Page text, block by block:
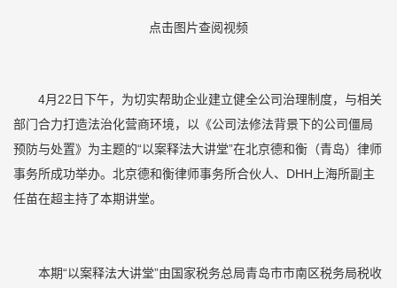
点击图片查阅视频
4月22日下午，为切实帮助企业建立健全公司治理制度，与相关
部门合力打造法治化营商环境，以《公司法修法背景下的公司僵局
预防与处置》为主题的“以案释法大讲堂”在北京德和衡（青岛）律师
事务所成功举办。北京德和衡律师事务所合伙人、DHH上海所副主
任苗在超主持了本期讲堂。
本期“以案释法大讲堂”由国家税务总局青岛市市南区税务局税收